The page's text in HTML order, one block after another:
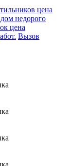
цена
недорого
цена
Вызов